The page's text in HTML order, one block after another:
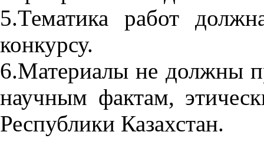
5.Тематика работ
конкурсу.
6.Материалы не должны
научным фактам,
Республики Казахстан.